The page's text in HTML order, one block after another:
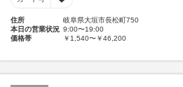
住所
岐阜県大垣市長松町750
本日の営業状況 9:00〜19:00
価格帯
￥1,540〜￥46,200